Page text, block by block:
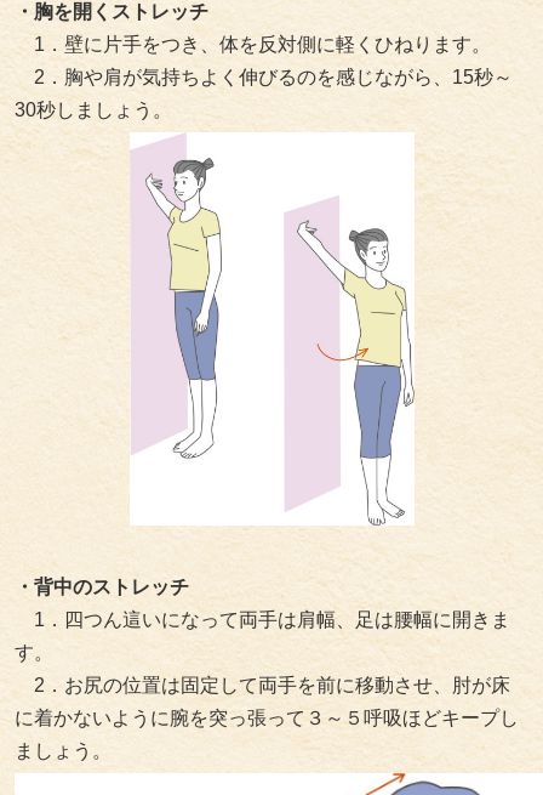
・胸を開くストレッチ
1．壁に片手をつき、体を反対側に軽くひねります。
2．胸や肩が気持ちよく伸びるのを感じながら、15秒～
30秒しましょう。
・背中のストレッチ
1．四つん這いになって両手は肩幅、足は腰幅に開きま
す。
2．お尻の位置は固定して両手を前に移動させ、肘が床
に着かないように腕を突っ張って３～５呼吸ほどキープし
ましょう。